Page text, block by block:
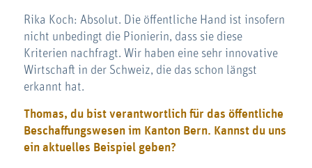
Rika Koch: Absolut. Die öffentliche Hand ist insofern
nicht unbedingt die Pionierin, dass sie diese
Kriterien nachfragt. Wir haben eine sehr innovative
Wirtschaft in der Schweiz, die das schon längst
erkannt hat.
Thomas, du bist verantwortlich für das öffentliche
Beschaffungswesen im Kanton Bern. Kannst du uns
ein aktuelles Beispiel geben?